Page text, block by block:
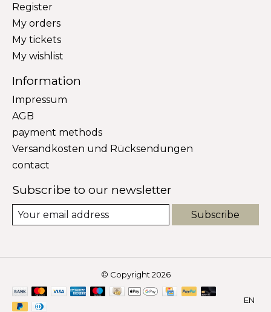
Register
My orders
My tickets
My wishlist
Information
Impressum
AGB
payment methods
Versandkosten und Rücksendungen
contact
Subscribe to our newsletter
Subscribe
© Copyright 2026
EN